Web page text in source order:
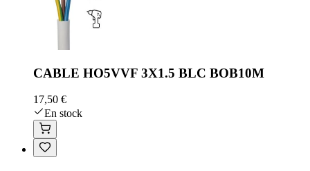
CABLE HO5VVF 3X1.5 BLC BOB10M
17,50 €
En stock